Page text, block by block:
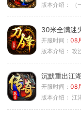
版本介绍：
（
30米全满迷
开服时间： 08
版本介绍： 攻
沉默重出江湖
开服时间： 08
版本介绍： 江